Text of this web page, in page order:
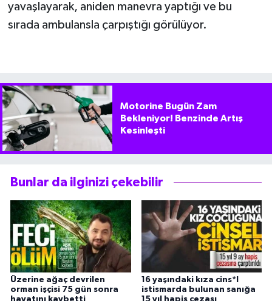
yavaşlayarak, aniden manevra yaptığı ve bu
sırada ambulansla çarpıştığı görülüyor.
Motorine Bugün Zam
Bekleniyor! Benzinde Artış
Kesinleşti
Bunlar da ilginizi çekebilir
Üzerine ağaç devrilen
orman işçisi 75 gün sonra
hayatını kaybetti
16 yaşındaki kıza cins*l
istismarda bulunan sanığa
15 yıl hapis cezası